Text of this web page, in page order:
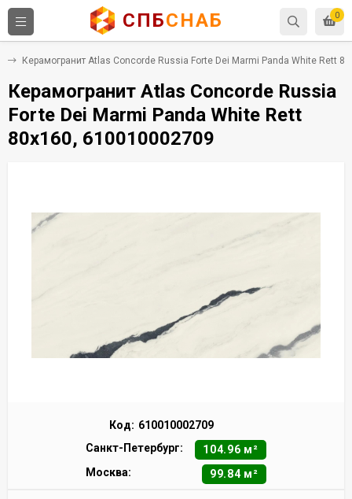
0
СПБСНАБ
Керамогранит Atlas Concorde Russia Forte Dei Marmi Panda White Rett
Керамогранит Atlas Concorde Russia
Forte Dei Marmi Panda White Rett
80x160, 610010002709
Код: 610010002709
Санкт-Петербург:
104.96 м²
Москва:
99.84 м²